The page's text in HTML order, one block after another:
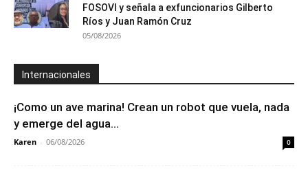
FOSOVI y señala a exfuncionarios Gilberto
Ríos y Juan Ramón Cruz
05/08/2026
Internacionales
¡Como un ave marina! Crean un robot que vuela, nada
y emerge del agua...
Karen - 06/08/2026 0